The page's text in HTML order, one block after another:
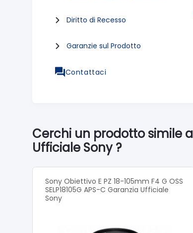
Diritto di Recesso
Garanzie sul Prodotto
Contattaci
Cerchi un prodotto simile a
Ufficiale Sony ?
Sony Obiettivo E PZ 18-105mm F4 G OSS
SELP18105G APS-C Garanzia Ufficiale
Sony